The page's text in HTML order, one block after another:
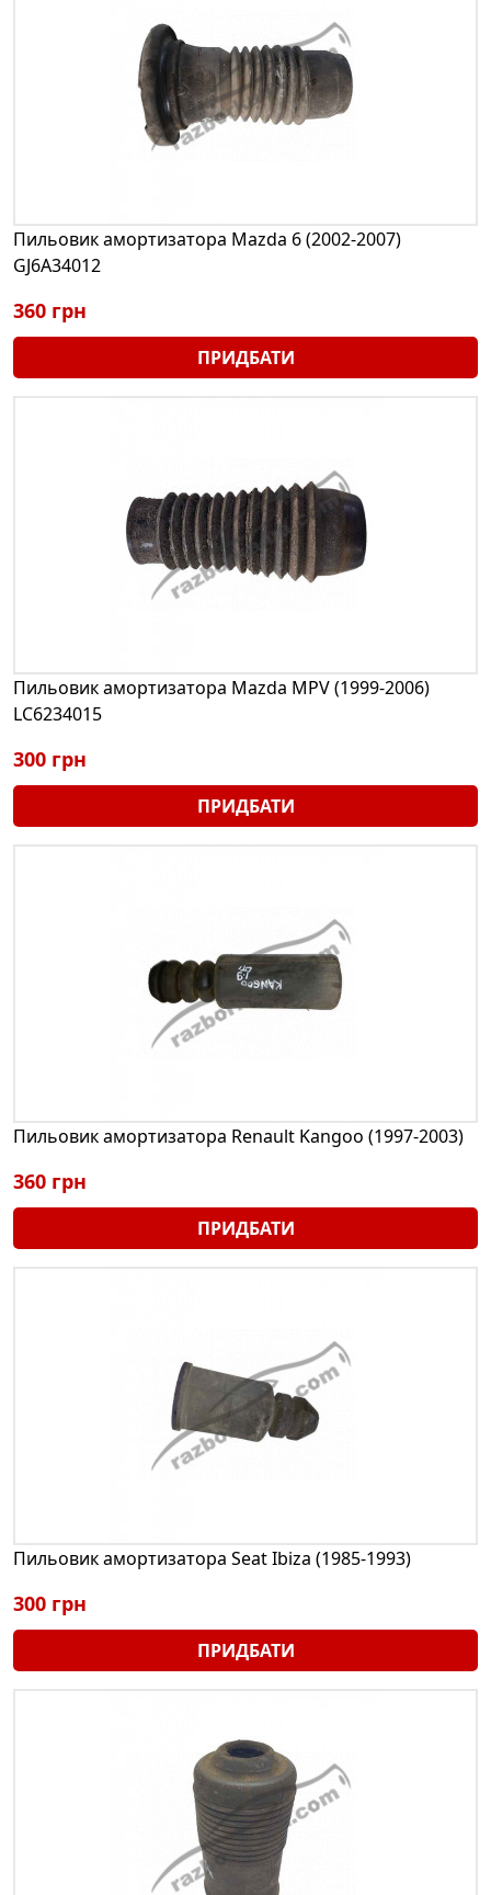
Пильовик амортизатора Mazda 6 (2002-2007)
GJ6A34012
360 грн
ПРИДБАТИ
Пильовик амортизатора Mazda MPV (1999-2006)
LC6234015
300 грн
ПРИДБАТИ
Пильовик амортизатора Renault Kangoo (1997-2003)
360 грн
ПРИДБАТИ
Пильовик амортизатора Seat Ibiza (1985-1993)
300 грн
ПРИДБАТИ